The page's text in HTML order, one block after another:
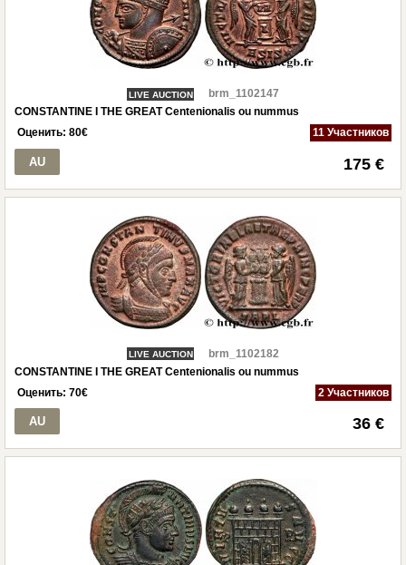
LIVE AUCTION
brm_1102147
CONSTANTINE I THE GREAT Centenionalis ou nummus
Оценить: 80€ 11 Участников
AU 175 €
LIVE AUCTION
brm_1102182
CONSTANTINE I THE GREAT Centenionalis ou nummus
Оценить: 70€ 2 Участников
AU 36 €